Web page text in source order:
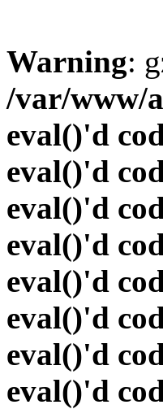
Warning:
/var/www/
eval()'d
eval()'d
eval()'d
eval()'d
eval()'d
eval()'d
eval()'d
eval()'d